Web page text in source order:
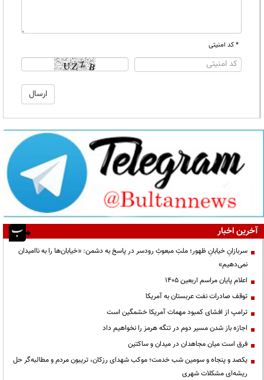
* کد امنیتی
آخرین اخبار
سربازانِ خیابانِ ظهور؛ ملتِ مبعوثِ رودسر در پاسخ به دشمن: «خیابان‌ها را به ناامیدان
نمی‌دهیم»
اعلام پایان مراسم اربعین ۱۴۰۵
توقف صادرات نفت عربستان به آمریکا
ترامپ از افشای کمبود مهمات آمریکا خشمگین است
اجازه باز شدن مسیر دوم در تنگه هرمز را نخواهیم داد
فرق است میان مجاهدان در میدان و ساکتین
یکصد و پنجاه و سومین شب خدمت؛ موکب شهدای رزکان، تریبون مردم و مطالبه‌گر حل
ریشه‌ای مشکلات شهری